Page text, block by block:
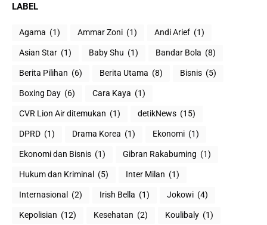
LABEL
Agama (1) Ammar Zoni (1) Andi Arief (1)
Asian Star (1) Baby Shu (1) Bandar Bola (8)
Berita Pilihan (6) Berita Utama (8) Bisnis (5)
Boxing Day (6) Cara Kaya (1)
CVR Lion Air ditemukan (1) detikNews (15)
DPRD (1) Drama Korea (1) Ekonomi (1)
Ekonomi dan Bisnis (1) Gibran Rakabuming (1)
Hukum dan Kriminal (5) Inter Milan (1)
Internasional (2) Irish Bella (1) Jokowi (4)
Kepolisian (12) Kesehatan (2) Koulibaly (1)